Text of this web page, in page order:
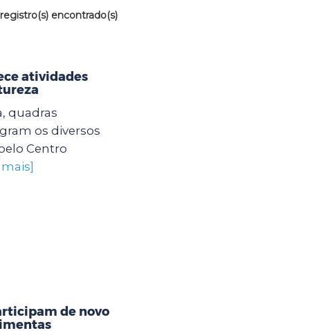
encontrado(s)
atividades
quadras
os diversos
Centro
de novo